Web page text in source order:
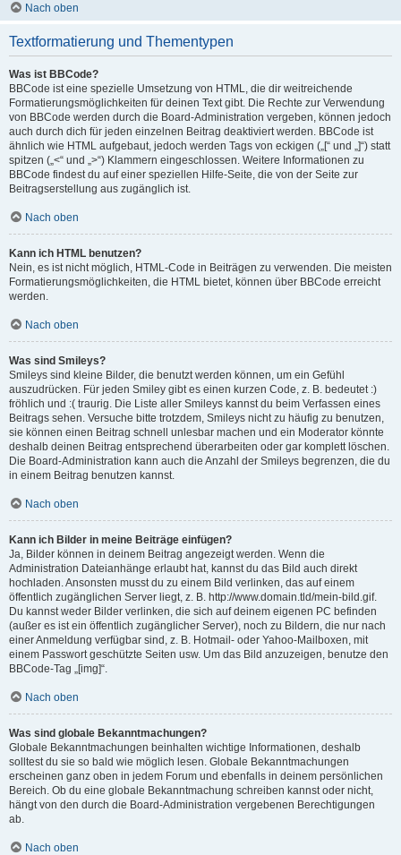
Nach oben
Textformatierung und Thementypen
Was ist BBCode?
BBCode ist eine spezielle Umsetzung von HTML, die dir weitreichende
Formatierungsmöglichkeiten für deinen Text gibt. Die Rechte zur Verwendung
von BBCode werden durch die Board-Administration vergeben, können jedoch
auch durch dich für jeden einzelnen Beitrag deaktiviert werden. BBCode ist
ähnlich wie HTML aufgebaut, jedoch werden Tags von eckigen („[“ und „]“) statt
spitzen („<“ und „>“) Klammern eingeschlossen. Weitere Informationen zu
BBCode findest du auf einer speziellen Hilfe-Seite, die von der Seite zur
Beitragserstellung aus zugänglich ist.
Nach oben
Kann ich HTML benutzen?
Nein, es ist nicht möglich, HTML-Code in Beiträgen zu verwenden. Die meisten
Formatierungsmöglichkeiten, die HTML bietet, können über BBCode erreicht
werden.
Nach oben
Was sind Smileys?
Smileys sind kleine Bilder, die benutzt werden können, um ein Gefühl
auszudrücken. Für jeden Smiley gibt es einen kurzen Code, z. B. bedeutet :)
fröhlich und :( traurig. Die Liste aller Smileys kannst du beim Verfassen eines
Beitrags sehen. Versuche bitte trotzdem, Smileys nicht zu häufig zu benutzen,
sie können einen Beitrag schnell unlesbar machen und ein Moderator könnte
deshalb deinen Beitrag entsprechend überarbeiten oder gar komplett löschen.
Die Board-Administration kann auch die Anzahl der Smileys begrenzen, die du
in einem Beitrag benutzen kannst.
Nach oben
Kann ich Bilder in meine Beiträge einfügen?
Ja, Bilder können in deinem Beitrag angezeigt werden. Wenn die
Administration Dateianhänge erlaubt hat, kannst du das Bild auch direkt
hochladen. Ansonsten musst du zu einem Bild verlinken, das auf einem
öffentlich zugänglichen Server liegt, z. B. http://www.domain.tld/mein-bild.gif.
Du kannst weder Bilder verlinken, die sich auf deinem eigenen PC befinden
(außer es ist ein öffentlich zugänglicher Server), noch zu Bildern, die nur nach
einer Anmeldung verfügbar sind, z. B. Hotmail- oder Yahoo-Mailboxen, mit
einem Passwort geschützte Seiten usw. Um das Bild anzuzeigen, benutze den
BBCode-Tag „[img]“.
Nach oben
Was sind globale Bekanntmachungen?
Globale Bekanntmachungen beinhalten wichtige Informationen, deshalb
solltest du sie so bald wie möglich lesen. Globale Bekanntmachungen
erscheinen ganz oben in jedem Forum und ebenfalls in deinem persönlichen
Bereich. Ob du eine globale Bekanntmachung schreiben kannst oder nicht,
hängt von den durch die Board-Administration vergebenen Berechtigungen
ab.
Nach oben